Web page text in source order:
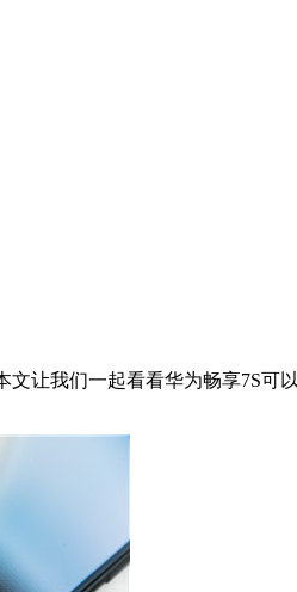
让我们一起看看华为畅享7S可以